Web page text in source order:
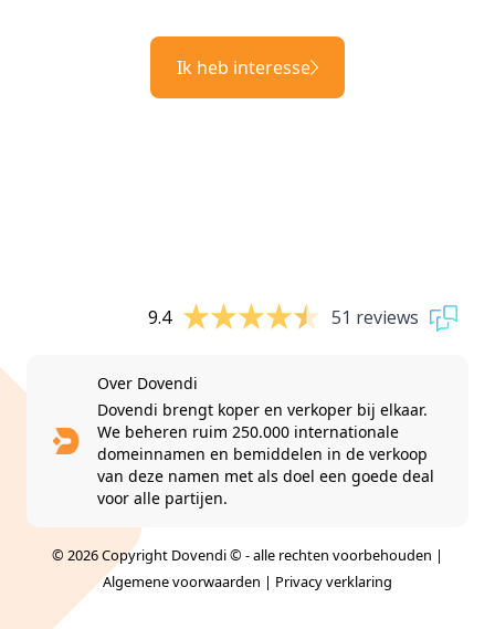
Ik heb interesse
9.4 51 reviews
Over Dovendi
Dovendi brengt koper en verkoper bij elkaar.
We beheren ruim 250.000 internationale
domeinnamen en bemiddelen in de verkoop
van deze namen met als doel een goede deal
voor alle partijen.
© 2026 Copyright Dovendi © - alle rechten voorbehouden |
Algemene voorwaarden | Privacy verklaring